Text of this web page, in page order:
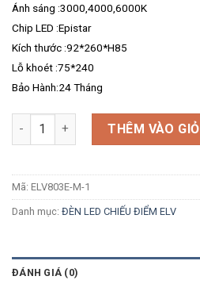
Ánh sáng :3000,4000,6000K
Chip LED :Epistar
Kích thước :92*260*H85
Lỗ khoét :75*240
Bảo Hành:24 Tháng
Số lượng THÊM VÀO GIỎ
Mã: ELV803E-M-1
Danh mục: ĐÈN LED CHIẾU ĐIỂM ELV
ĐÁNH GIÁ (0)